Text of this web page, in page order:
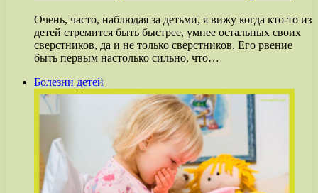
Очень, часто, наблюдая за детьми, я вижу когда кто-то из
детей стремится быть быстрее, умнее остальных своих
сверстников, да и не только сверстников. Его рвение
быть первым настолько сильно, что…
Болезни детей